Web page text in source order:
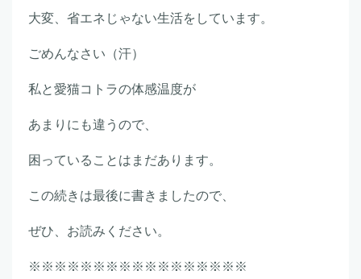
大変、省エネじゃない生活をしています。
ごめんなさい（汗）
私と愛猫コトラの体感温度が
あまりにも違うので、
困っていることはまだあります。
この続きは最後に書きましたので、
ぜひ、お読みください。
※※※※※※※※※※※※※※※※※